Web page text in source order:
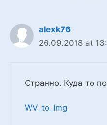
alexk76
26.09.2018 at
Странно. Куда то
WV_to_Img